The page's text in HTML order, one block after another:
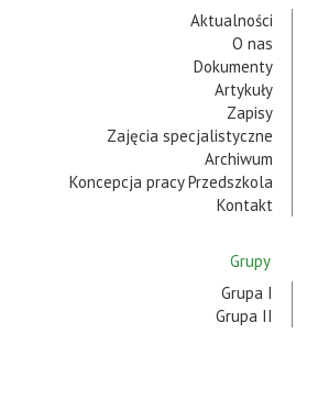
Aktualności
O nas
Dokumenty
Artykuły
Zapisy
Zajęcia specjalistyczne
Archiwum
Koncepcja pracy Przedszkola
Kontakt
Grupy
Grupa I
Grupa II